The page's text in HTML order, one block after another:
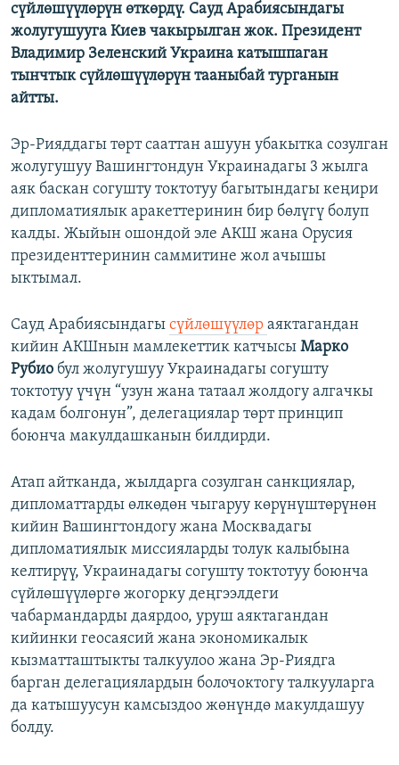
сүйлөшүүлөрүн өткөрдү. Сауд Арабиясындагы
жолугушууга Киев чакырылган жок. Президент
Владимир Зеленский Украина катышпаган
тынчтык сүйлөшүүлөрүн тааныбай турганын
айтты.
Эр-Рияддагы төрт сааттан ашуун убакытка созулган
жолугушуу Вашингтондун Украинадагы 3 жылга
аяк баскан согушту токтотуу багытындагы кеңири
дипломатиялык аракеттеринин бир бөлүгү болуп
калды. Жыйын ошондой эле АКШ жана Орусия
президенттеринин саммитине жол ачышы
ыктымал.
Сауд Арабиясындагы сүйлөшүүлөр аяктагандан
кийин АКШнын мамлекеттик катчысы Марко
Рубио бул жолугушуу Украинадагы согушту
токтотуу үчүн “узун жана татаал жолдогу алгачкы
кадам болгонун”, делегациялар төрт принцип
боюнча макулдашканын билдирди.
Атап айтканда, жылдарга созулган санкциялар,
дипломаттарды өлкөдөн чыгаруу көрүнүштөрүнөн
кийин Вашингтондогу жана Москвадагы
дипломатиялык миссияларды толук калыбына
келтирүү, Украинадагы согушту токтотуу боюнча
сүйлөшүүлөргө жогорку деңгээлдеги
чабармандарды даярдоо, уруш аяктагандан
кийинки геосаясий жана экономикалык
кызматташтыкты талкуулоо жана Эр-Риядга
барган делегациялардын болочоктогу талкууларга
да катышуусун камсыздоо жөнүндө макулдашуу
болду.